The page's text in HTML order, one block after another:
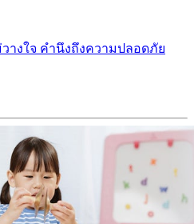
งใจ คำนึงถึงความปลอดภัย